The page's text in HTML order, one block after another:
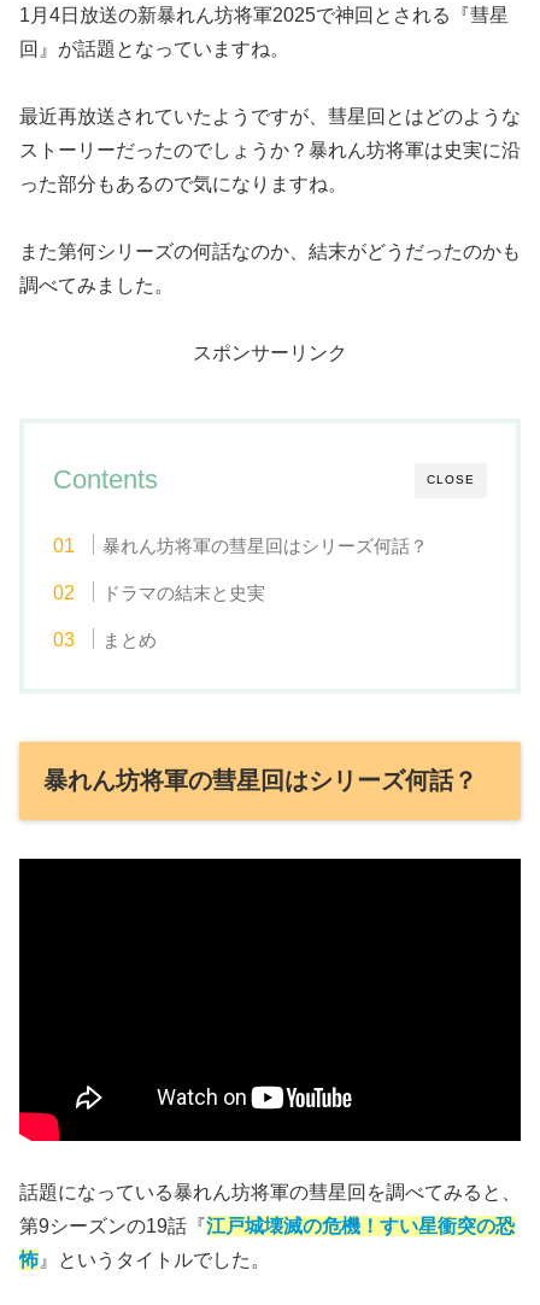
1月4日放送の新暴れん坊将軍2025で神回とされる『彗星
回』が話題となっていますね。
最近再放送されていたようですが、彗星回とはどのような
ストーリーだったのでしょうか？暴れん坊将軍は史実に沿
った部分もあるので気になりますね。
また第何シリーズの何話なのか、結末がどうだったのかも
調べてみました。
スポンサーリンク
CLOSE
Contents
暴れん坊将軍の彗星回はシリーズ何話？
ドラマの結末と史実
まとめ
暴れん坊将軍の彗星回はシリーズ何話？
話題になっている暴れん坊将軍の彗星回を調べてみると、
第9シーズンの19話『江戸城壊滅の危機！すい星衝突の恐
怖 』というタイトルでした。